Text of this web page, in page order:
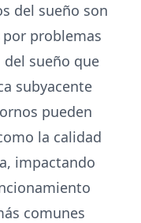
del sueño son
por problemas
sueño que
subyacente
pueden
la calidad
impactando
comunes